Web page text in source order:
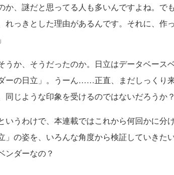
か、謎だと思ってる人も多いんですよね。で
れっきとした理由があるんです。それに、作
うか、そうだったのか。日立はデータベース
ーの日立」。うーん……正直、まだしっくり
同じような印象を受けるのではないだろうか？
いうわけで、本連載ではこれから何回かに分
」の姿を、いろんな角度から検証していきた
ンダーなの？